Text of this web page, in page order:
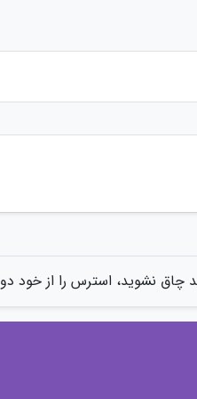
چاق نشوید، استرس را از خود